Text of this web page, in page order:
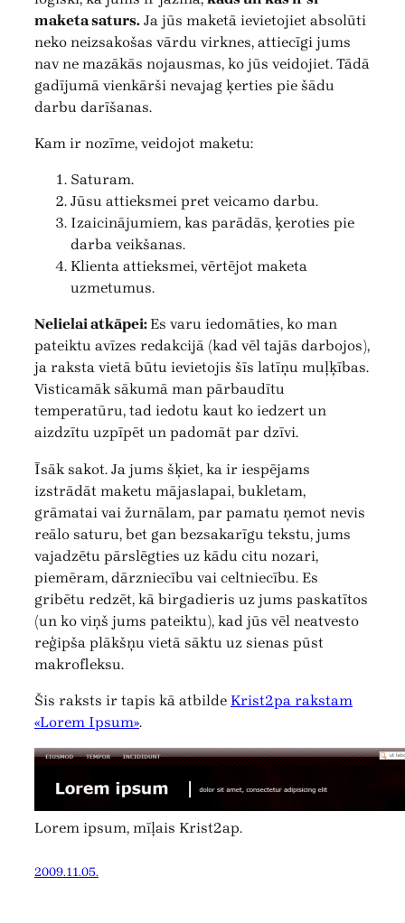
maketa saturs. Ja jūs maketā ievietojiet absolūti
neko neizsakošas vārdu virknes, attiecīgi jums
nav ne mazākās nojausmas, ko jūs veidojiet. Tādā
gadījumā vienkārši nevajag ķerties pie šādu
darbu darīšanas.
Kam ir nozīme, veidojot maketu:
Saturam.
Jūsu attieksmei pret veicamo darbu.
Izaicinājumiem, kas parādās, ķeroties pie
darba veikšanas.
Klienta attieksmei, vērtējot maketa
uzmetumus.
Nelielai atkāpei:Es varu iedomāties, ko man
pateiktu avīzes redakcijā (kad vēl tajās darbojos),
ja raksta vietā būtu ievietojis šīs latīņu muļķības.
Visticamāk sākumā man pārbaudītu
temperatūru, tad iedotu kaut ko iedzert un
aizdzītu uzpīpēt un padomāt par dzīvi.
Īsāk sakot. Ja jums šķiet, ka ir iespējams
izstrādāt maketu mājaslapai, bukletam,
grāmatai vai žurnālam, par pamatu ņemot nevis
reālo saturu, bet gan bezsakarīgu tekstu, jums
vajadzētu pārslēgties uz kādu citu nozari,
piemēram, dārzniecību vai celtniecību. Es
gribētu redzēt, kā birgadieris uz jums paskatītos
(un ko viņš jums pateiktu), kad jūs vēl neatvesto
reģipša plākšņu vietā sāktu uz sienas pūst
makrofleksu.
Šis raksts ir tapis kā atbilde Krist2pa rakstam
«Lorem Ipsum».
Lorem ipsum, mīļais Krist2ap.
2009.11.05.